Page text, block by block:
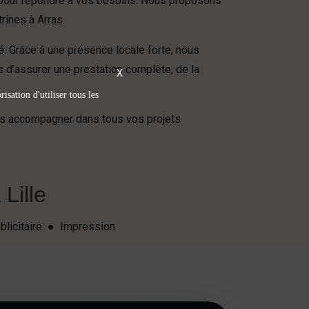
à Arras.
à une présence locale forte, nous
une prestation complète, de la
accompagner dans tous vos projets
Lille
● Impression
X
d'utiliser tous les